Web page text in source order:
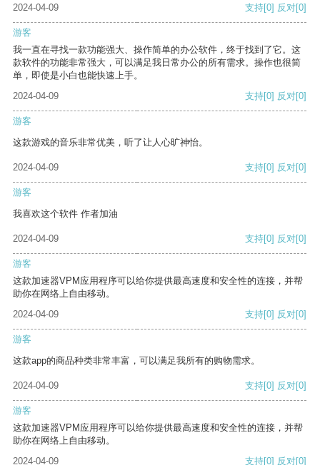
2024-04-09
支持[0] 反对[0]
游客
我一直在寻找一款功能强大、操作简单的办公软件，终于找到了它。这
款软件的功能非常强大，可以满足我日常办公的所有需求。操作也很简
单，即使是小白也能快速上手。
2024-04-09
支持[0] 反对[0]
游客
这款游戏的音乐非常优美，听了让人心旷神怡。
2024-04-09 支持[0] 反对[0]
游客
我喜欢这个软件 作者加油
2024-04-09 支持[0] 反对[0]
游客
这款加速器VPM应用程序可以给你提供最高速度和安全性的连接，并帮
助你在网络上自由移动。
2024-04-09
支持[0] 反对[0]
游客
这款app的商品种类非常丰富，可以满足我所有的购物需求。
2024-04-09 支持[0] 反对[0]
游客
这款加速器VPM应用程序可以给你提供最高速度和安全性的连接，并帮
助你在网络上自由移动。
2024-04-09
支持[0] 反对[0]